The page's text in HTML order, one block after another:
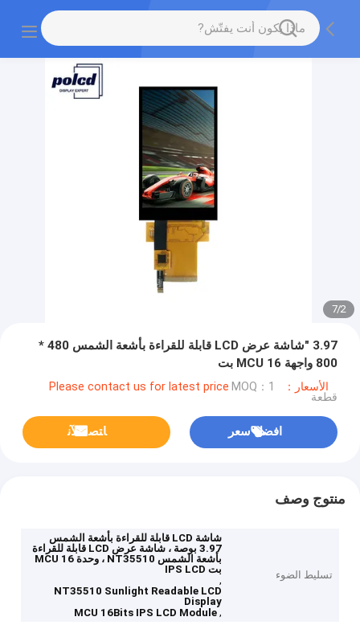
2
/
7
3.97 "شاشة عرض LCD قابلة للقراءة بأشعة الشمس 480 *
800 واجهة MCU 16 بت
الأسعار：Please contact us for latest price MOQ：1
قطعة
افضل سعر ﺎﺘﺼﻟ ﺍﻶﻧ
منتوج وصف
تسليط الضوء
شاشة LCD قابلة للقراءة بأشعة الشمس
3.97 بوصة ، شاشة عرض LCD قابلة للقراءة
بأشعة الشمس NT35510 ، وحدة MCU 16
بت IPS LCD
,
NT35510 Sunlight Readable LCD
Display
,
MCU 16Bits IPS LCD Module